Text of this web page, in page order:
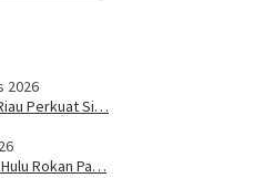
2026
Perkuat Si…
Rokan Pa…